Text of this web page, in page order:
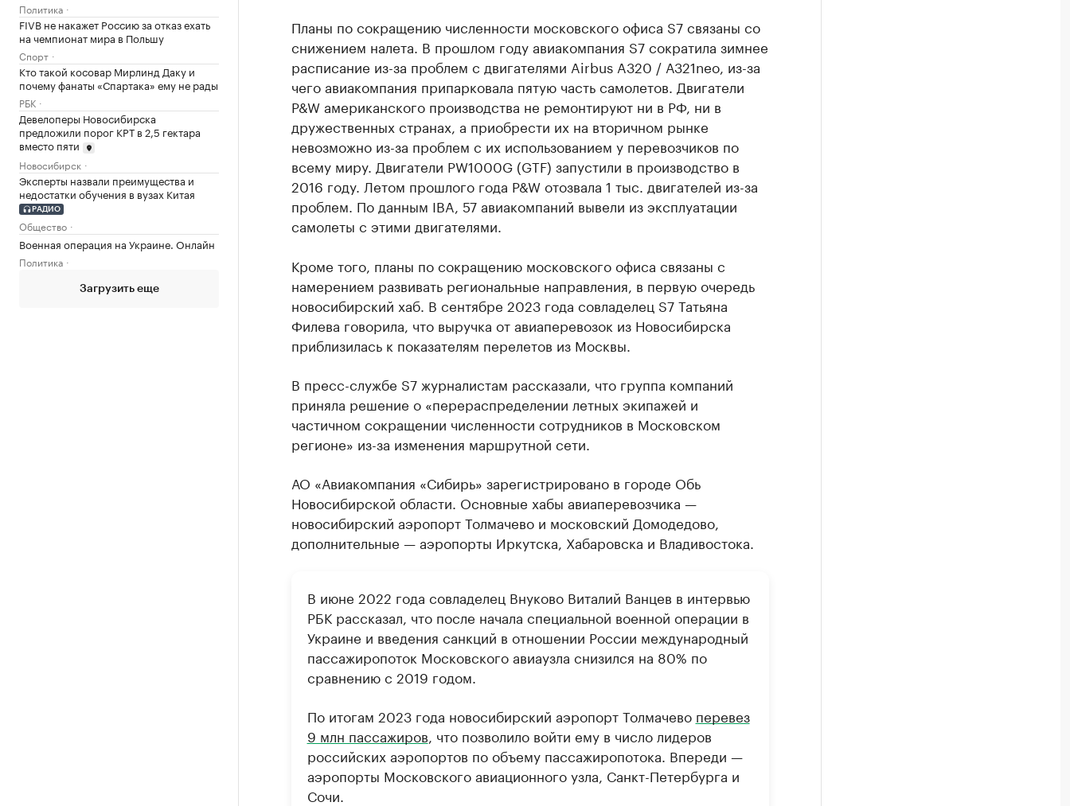
Политика
FIVB не накажет Россию за отказ ехать
на чемпионат мира в Польшу
Спорт
Кто такой косовар Мирлинд Даку и
почему фанаты «Спартака» ему не рады
РБК
Девелоперы Новосибирска
предложили порог КРТ в 2,5 гектара
вместо пяти
Новосибирск
Эксперты назвали преимущества и
недостатки обучения в вузах Китая
РАДИО
Общество
Военная операция на Украине. Онлайн
Политика
Загрузить еще
Планы по сокращению численности московского офиса S7 связаны со
снижением налета. В прошлом году авиакомпания S7 сократила зимнее
расписание из-за проблем с двигателями Airbus A320 / А321neo, из-за
чего авиакомпания припарковала пятую часть самолетов. Двигатели
P&W американского производства не ремонтируют ни в РФ, ни в
дружественных странах, а приобрести их на вторичном рынке
невозможно из-за проблем с их использованием у перевозчиков по
всему миру. Двигатели PW1000G (GTF) запустили в производство в
2016 году. Летом прошлого года P&W отозвала 1 тыс. двигателей из-за
проблем. По данным IBA, 57 авиакомпаний вывели из эксплуатации
самолеты с этими двигателями.
Кроме того, планы по сокращению московского офиса связаны с
намерением развивать региональные направления, в первую очередь
новосибирский хаб. В сентябре 2023 года совладелец S7 Татьяна
Филева говорила, что выручка от авиаперевозок из Новосибирска
приблизилась к показателям перелетов из Москвы.
В пресс-службе S7 журналистам рассказали, что группа компаний
приняла решение о «перераспределении летных экипажей и
частичном сокращении численности сотрудников в Московском
регионе» из-за изменения маршрутной сети.
АО «Авиакомпания «Сибирь» зарегистрировано в городе Обь
Новосибирской области. Основные хабы авиаперевозчика —
новосибирский аэропорт Толмачево и московский Домодедово,
дополнительные — аэропорты Иркутска, Хабаровска и Владивостока.
В июне 2022 года совладелец Внуково Виталий Ванцев в интервью
РБК рассказал, что после начала специальной военной операции в
Украине и введения санкций в отношении России международный
пассажиропоток Московского авиаузла снизился на 80% по
сравнению с 2019 годом.
По итогам 2023 года новосибирский аэропорт Толмачево перевез
9 млн пассажиров , что позволило войти ему в число лидеров
российских аэропортов по объему пассажиропотока. Впереди —
аэропорты Московского авиационного узла, Санкт-Петербурга и
Сочи.